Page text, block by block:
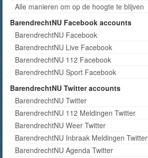
Alle manieren om op de hoogte te blijven
BarendrechtNU Facebook accounts
BarendrechtNU Facebook
BarendrechtNU Live Facebook
BarendrechtNU 112 Facebook
BarendrechtNU Sport Facebook
BarendrechtNU Twitter accounts
BarendrechtNU Twitter
BarendrechtNU 112 Meldingen Twitter
BarendrechtNU Weer Twitter
BarendrechtNU Inbraak Meldingen Twitter
BarendrechtNU Agenda Twitter